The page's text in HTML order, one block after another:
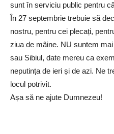
sunt în serviciu public pentru
În 27 septembrie trebuie să
nostru, pentru cei plecați,
ziua de mâine. NU suntem
sau Sibiul, date mereu ca
neputința de ieri și de azi. Ne
locul potrivit.
Așa să ne ajute Dumnezeu!